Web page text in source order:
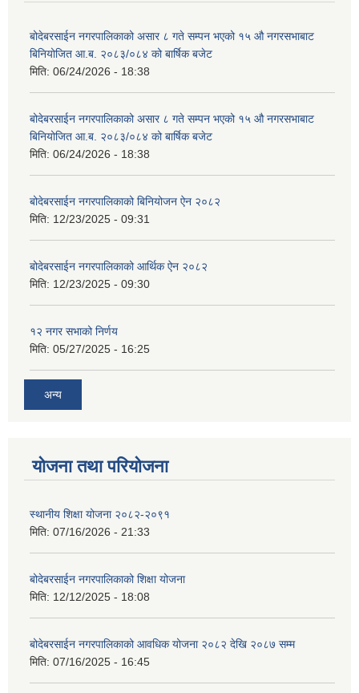
बोदेबरसाईन नगरपालिकाको असार ८ गते सम्पन भएको १५ ‍‍‍औ नगरसभाबाट
बिनियोजित आ.ब. २०८३/०८४ को बार्षिक बजेट
मिति: 06/24/2026 - 18:38
बोदेबरसाईन नगरपालिकाको असार ८ गते सम्पन भएको १५ ‍‍‍औ नगरसभाबाट
बिनियोजित आ.ब. २०८३/०८४ को बार्षिक बजेट
मिति: 06/24/2026 - 18:38
बोदेबरसाईन नगरपालिकाको बिनियोजन ऐन २०८२
मिति: 12/23/2025 - 09:31
बोदेबरसाईन नगरपालिकाको आर्थिक ऐन २०८२
मिति: 12/23/2025 - 09:30
१२ नगर सभाको निर्णय
मिति: 05/27/2025 - 16:25
अन्य
योजना तथा परियोजना
स्थानीय शिक्षा योजना २०८२-२०९१
मिति: 07/16/2026 - 21:33
बोदेबरसाईन नगरपालिकाको शिक्षा योजना
मिति: 12/12/2025 - 18:08
बोदेबरसाईन नगरपालिकाको आवधिक योजना २०८२ देखि २०८७ सम्म
मिति: 07/16/2025 - 16:45